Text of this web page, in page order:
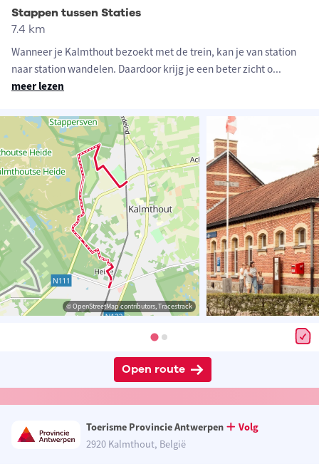
Stappen tussen Staties
7.4 km
Wanneer je Kalmthout bezoekt met de trein, kan je van station
naar station wandelen. Daardoor krijg je een beter zicht o...
meer lezen
© OpenStreetMap contributors, Tracestrack
Open route
Toerisme Provincie Antwerpen
Volg
2920 Kalmthout, België